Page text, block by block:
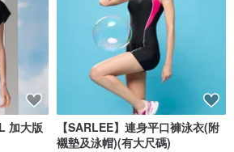
加大版
【SARLEE】連身平口褲泳衣(附
襯墊及泳帽)(有大尺碼)